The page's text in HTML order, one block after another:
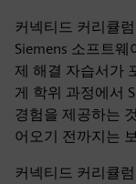
커넥티드 커리큘
Siemens 소프트
제 해결 자습서가
게 학위 과정에서
경험을 제공하는
어오기 전까지는
커넥티드 커리큘